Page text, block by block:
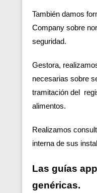
También damos
Company sobre
seguridad.
Gestora,
necesarias sobre
tramitación del
alimentos.
Realizamos
interna de sus
Las guías
genéricas.